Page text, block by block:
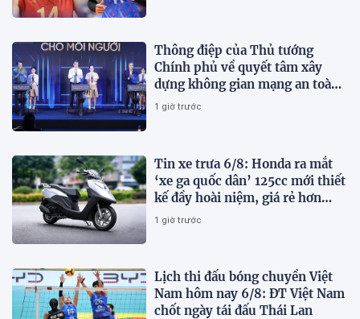
Thông điệp của Thủ tướng
Chính phủ về quyết tâm xây
dựng không gian mạng an toàn,
tin cậy và nhân văn
1 giờ trước
Tin xe trưa 6/8: Honda ra mắt
‘xe ga quốc dân’ 125cc mới thiết
kế đầy hoài niệm, giá rẻ hơn
Vision và SH Mode
1 giờ trước
Lịch thi đấu bóng chuyền Việt
Nam hôm nay 6/8: ĐT Việt Nam
chốt ngày tái đấu Thái Lan